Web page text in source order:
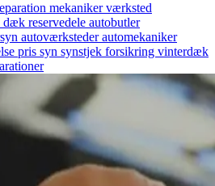
mekanikerværksted
dæk reservedele autobutler
autoværkstederautomekaniker
pris syn synstjek forsikring vinterdæk